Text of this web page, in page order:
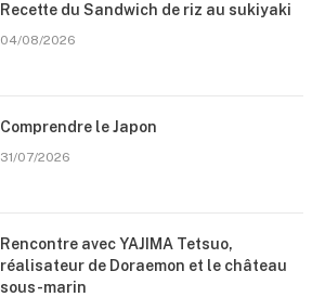
Recette du Sandwich de riz au sukiyaki
04/08/2026
Comprendre le Japon
31/07/2026
Rencontre avec YAJIMA Tetsuo,
réalisateur de Doraemon et le château
sous-marin